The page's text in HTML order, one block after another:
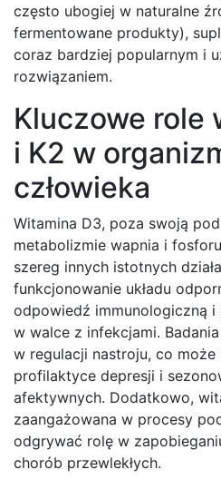
często ubogiej w naturalne
fermentowane produkty),
coraz bardziej popularnym i
rozwiązaniem.
Kluczowe role
i K2 w
człowieka
Witamina D3, poza swoją
metabolizmie wapnia i
szereg innych istotnych
funkcjonowanie układu
odpowiedź immunologiczną
w walce z infekcjami.
w regulacji nastroju, co może
profilaktyce depresji i
afektywnych. Dodatkowo,
zaangażowana w procesy
odgrywać rolę w
chorób przewlekłych.